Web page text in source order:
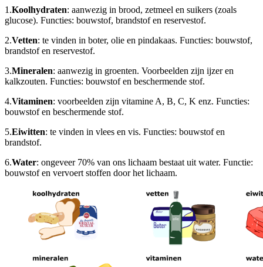
1.Koolhydraten: aanwezig in brood, zetmeel en suikers (zoals
glucose). Functies: bouwstof, brandstof en reservestof.
2.Vetten: te vinden in boter, olie en pindakaas. Functies: bouwstof,
brandstof en reservestof.
3.Mineralen: aanwezig in groenten. Voorbeelden zijn ijzer en
kalkzouten. Functies: bouwstof en beschermende stof.
4.Vitaminen: voorbeelden zijn vitamine A, B, C, K enz. Functies:
bouwstof en beschermende stof.
5.Eiwitten: te vinden in vlees en vis. Functies: bouwstof en
brandstof.
6.Water: ongeveer 70% van ons lichaam bestaat uit water. Functie:
bouwstof en vervoert stoffen door het lichaam.